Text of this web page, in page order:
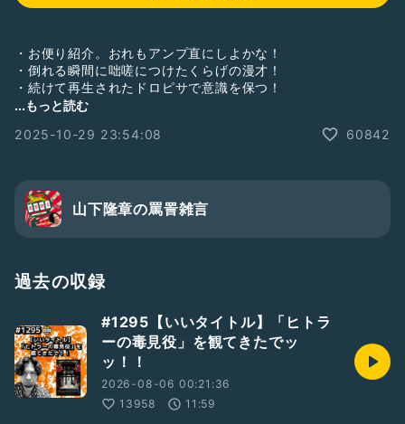
・お便り紹介。おれもアンプ直にしよかな！
・倒れる瞬間に咄嗟につけたくらげの漫才！
・続けて再生されたドロピサで意識を保つ！
★トークテーマ★
域無き対応するぜ！
そのほか
・感想、改善点、称賛、罵詈雑言
などなど何でもいいのでお便り募集してます😉
吉本興業のお笑いコンビ「蓮華」のツッコミ山下隆章の個人ラ
ジオッッ！
コンビのYouTube番組、レンゲラジオ(
https://m.youtube.com/channel/UCKfpzIlMxilGTAswFkG
qdJw
)も是非よろしくお願いします！！
...もっと読む
2025-10-29 23:54:08
60842
山下隆章の罵詈雑言
過去の収録
#1295【いいタイトル】「ヒトラ
ーの毒見役」を観てきたでッ
ッ！！
2026-08-06 00:21:36
13958
11:59